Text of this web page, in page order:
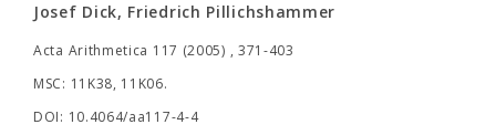
Josef Dick, Friedrich Pillichshammer
Acta Arithmetica 117 (2005) , 371-403
MSC: 11K38, 11K06.
DOI: 10.4064/aa117-4-4